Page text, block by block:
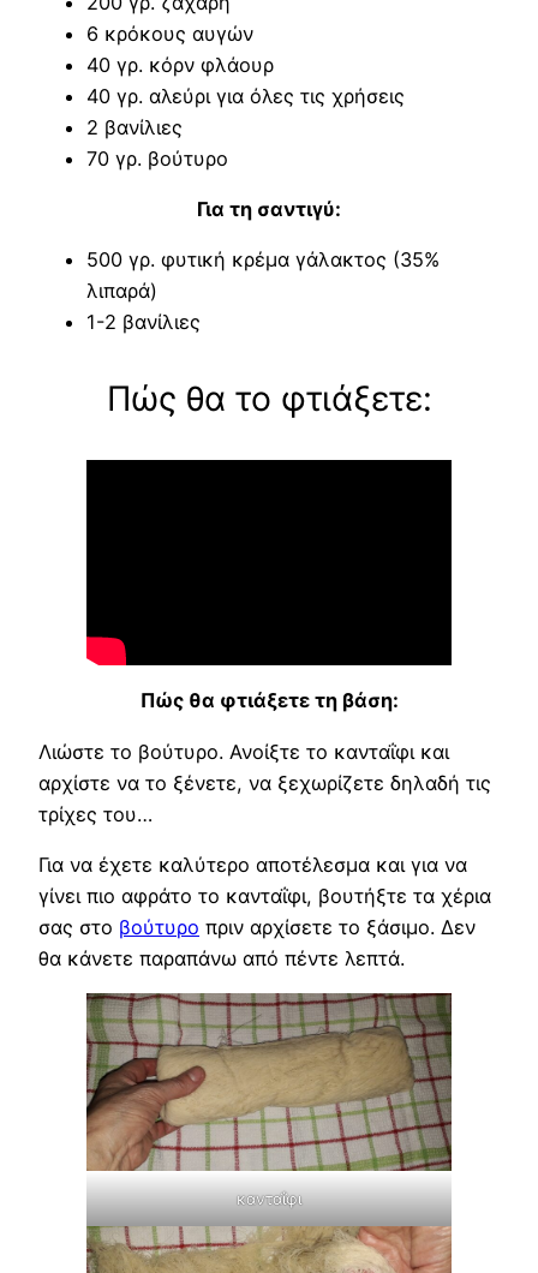
6 κρόκους αυγών
40 γρ. κόρν φλάουρ
40 γρ. αλεύρι για όλες τις χρήσεις
2 βανίλιες
70 γρ. βούτυρο
Για τη σαντιγύ:
500 γρ. φυτική κρέμα γάλακτος (35%
λιπαρά)
1-2 βανίλιες
Πώς θα το φτιάξετε:
Πώς θα φτιάξετε τη βάση:
Λιώστε το βούτυρο. Ανοίξτε το κανταΐφι και
αρχίστε να το ξένετε, να ξεχωρίζετε δηλαδή τις
τρίχες του…
Για να έχετε καλύτερο αποτέλεσμα και για να
γίνει πιο αφράτο το κανταΐφι, βουτήξτε τα χέρια
σας στο βούτυρο πριν αρχίσετε το ξάσιμο. Δεν
θα κάνετε παραπάνω από πέντε λεπτά.
κανταΐφι